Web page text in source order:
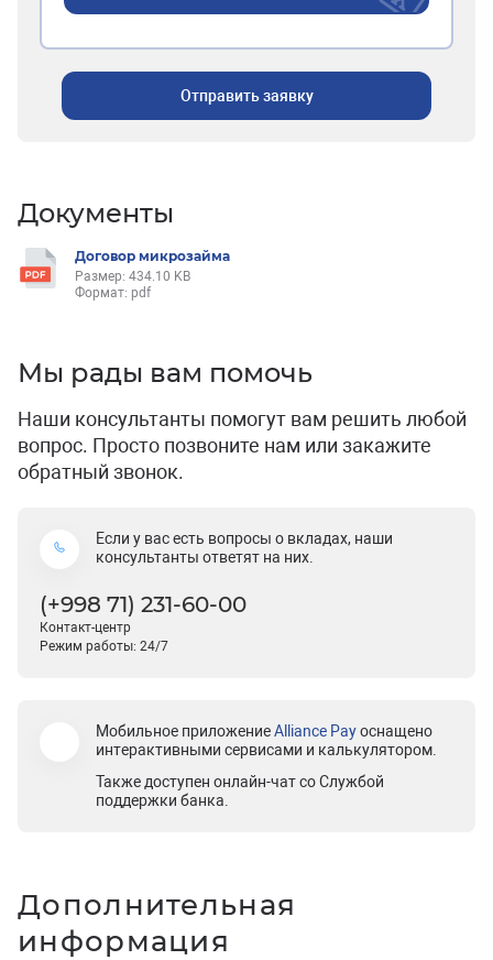
Отправить заявку
Документы
Договор микрозайма
Размер: 434.10 KB
Формат: pdf
Мы рады вам помочь
Наши консультанты помогут вам решить любой
вопрос. Просто позвоните нам или закажите
обратный звонок.
Если у вас есть вопросы о вкладах, наши
консультанты ответят на них.
(+998 71) 231-60-00
Контакт-центр
Режим работы: 24/7
Мобильное приложениеAlliance Payоснащено
интерактивными сервисами и калькулятором.
Также доступен онлайн-чат со Службой
поддержки банка.
Дополнительная
информация